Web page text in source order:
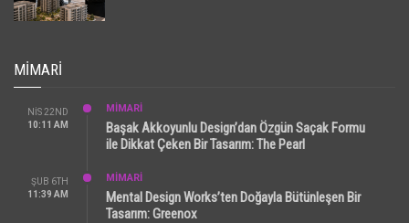
MIMARI
NIS 22ND
10:11 AM
MİMARİ
Başak Akkoyunlu Design’dan Özgün Saçak Formu
ile Dikkat Çeken Bir Tasarım: The Pearl
ŞUB 6TH
11:39 AM
MİMARİ
Mental Design Works’ten Doğayla Bütünleşen Bir
Tasarım: Greenox